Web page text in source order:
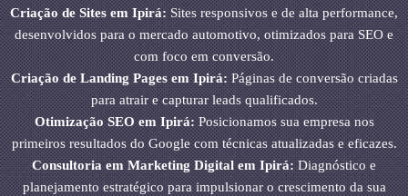
Criação de Sites em Ipirá:Sites responsivos e de alta performance,
desenvolvidos para o mercado automotivo, otimizados para SEO e
com foco em conversão.
Criação de Landing Pages em Ipirá:Páginas de conversão criadas
para atrair e capturar leads qualificados.
Otimização SEO em Ipirá:Posicionamos sua empresa nos
primeiros resultados do Google com técnicas atualizadas e eficazes.
Consultoria em Marketing Digital em Ipirá:Diagnóstico e
planejamento estratégico para impulsionar o crescimento da sua